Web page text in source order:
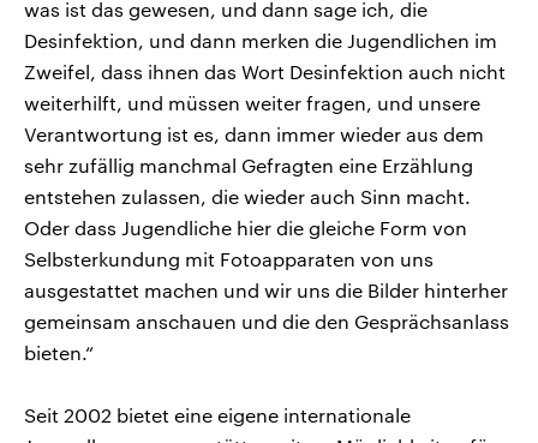
was ist das gewesen, und dann sage ich, die
Desinfektion, und dann merken die Jugendlichen im
Zweifel, dass ihnen das Wort Desinfektion auch nicht
weiterhilft, und müssen weiter fragen, und unsere
Verantwortung ist es, dann immer wieder aus dem
sehr zufällig manchmal Gefragten eine Erzählung
entstehen zulassen, die wieder auch Sinn macht.
Oder dass Jugendliche hier die gleiche Form von
Selbsterkundung mit Fotoapparaten von uns
ausgestattet machen und wir uns die Bilder hinterher
gemeinsam anschauen und die den Gesprächsanlass
bieten.“
Seit 2002 bietet eine eigene internationale